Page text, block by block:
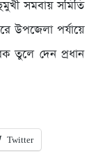
সমবায় সমিতি
উপজেলা পর্যায়ে
তুলে দেন প্রধান
Twitter